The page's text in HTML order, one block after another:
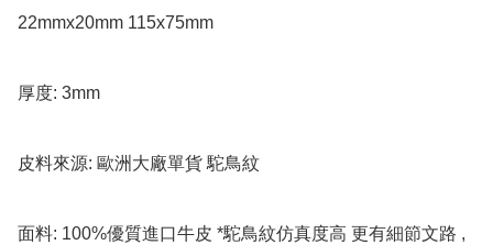
22mmx20mm 115x75mm
厚度: 3mm
皮料來源: 歐洲大廠單貨 駝鳥紋
面料: 100%優質進口牛皮 *駝鳥紋仿真度高 更有細節文路 ,